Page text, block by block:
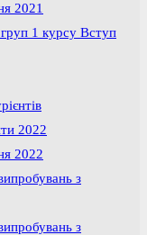
2021
1 курсу Вступ
2022
2022
з
з